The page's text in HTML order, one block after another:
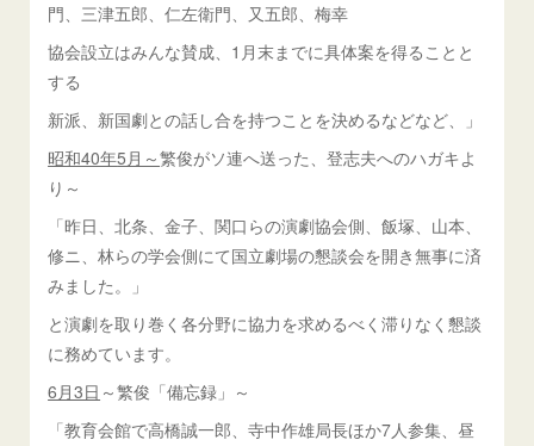
門、三津五郎、仁左衛門、又五郎、梅幸
協会設立はみんな賛成、1月末までに具体案を得ることと
する
新派、新国劇との話し合を持つことを決めるなどなど、」
昭和40年5月～繁俊がソ連へ送った、登志夫へのハガキよ
り～
「昨日、北条、金子、関口らの演劇協会側、飯塚、山本、
修ニ、林らの学会側にて国立劇場の懇談会を開き無事に済
みました。」
と演劇を取り巻く各分野に協力を求めるべく滞りなく懇談
に務めています。
6月3日 ～繁俊「備忘録」～
「教育会館で高橋誠一郎、寺中作雄局長ほか7人参集、昼